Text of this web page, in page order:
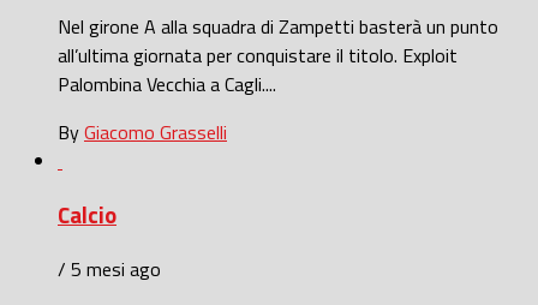
Nel girone A alla squadra di Zampetti basterà un punto
all’ultima giornata per conquistare il titolo. Exploit
Palombina Vecchia a Cagli....
ByGiacomo Grasselli
Calcio
/ 5 mesi ago